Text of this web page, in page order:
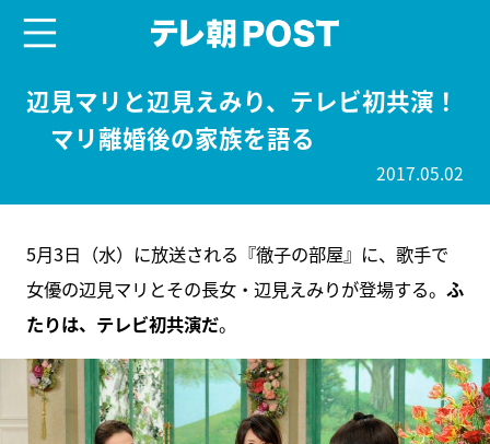
辺見マリと辺見えみり、テレビ初共演！
マリ離婚後の家族を語る
2017.05.02
5月3日（水）に放送される『徹子の部屋』に、歌手で
女優の辺見マリとその長女・辺見えみりが登場する。 ふ
たりは、テレビ初共演だ。